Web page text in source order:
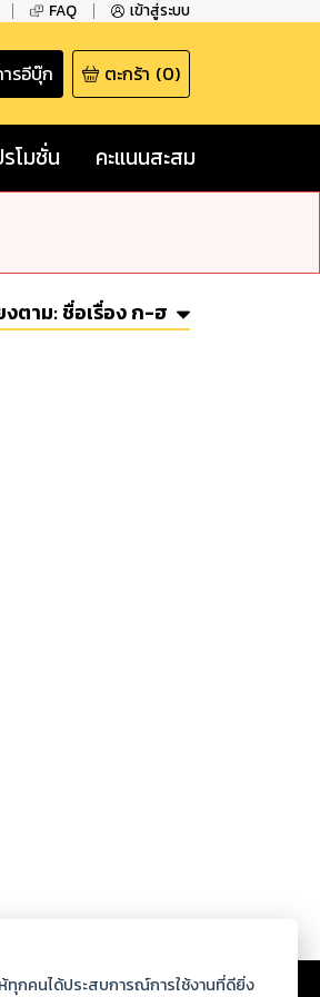
FAQ เข้าสู่ระบบ
รอีบุ๊ก ตะกร้า (0)
รโมชั่น คะแนนสะสม
งตาม:ชื่อเรื่อง ก-ฮ
ดาวน์โหลด
ห้ทุกคนได้ประสบการณ์การใช้งานที่ดียิ่ง